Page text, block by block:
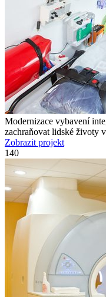
Modernizace vybavení
zachraňovat lidské životy
Zobrazit projekt
140